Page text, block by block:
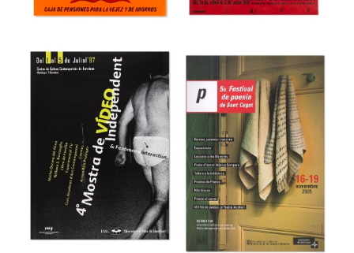
Museu del Disseny de Barcelona Museu del Disseny de Barcelona
48 Día Universal
del Ahorro
Museu del Disseny de Barcelona
46e Festival
Internacional de
Música y Danza
de Granada
Museu del Disseny de Barcelona